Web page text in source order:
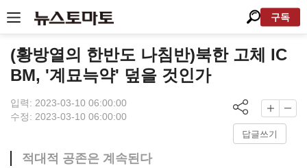
구독
(황방열의 한반도 나침반)북한 고체 IC
BM, '계묘늑약' 덮을 것인가
입력: 2023-03-10 06:00:00
수정: 2023-03-10 06:00:00
답글쓰기
적대적 공존은 계속된다